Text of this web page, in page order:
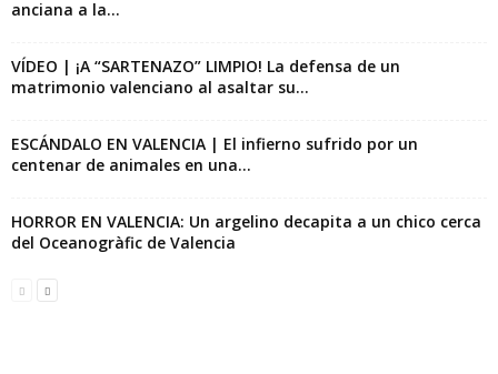
anciana a la...
VÍDEO | ¡A “SARTENAZO” LIMPIO! La defensa de un
matrimonio valenciano al asaltar su...
ESCÁNDALO EN VALENCIA | El infierno sufrido por un
centenar de animales en una...
HORROR EN VALENCIA: Un argelino decapita a un chico cerca
del Oceanogràfic de Valencia